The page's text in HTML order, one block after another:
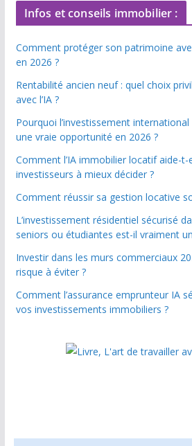
Infos et conseils immobilier :
Comment protéger son patrimoine
en 2026 ?
Rentabilité ancien neuf : quel choix
avec l’IA ?
Pourquoi l’investissement
une vraie opportunité en 2026 ?
Comment l’IA immobilier locatif aide-t-
investisseurs à mieux décider ?
Comment réussir sa gestion locative
L’investissement résidentiel sécurisé
seniors ou étudiantes est-il vraiment
Investir dans les murs commerciaux
risque à éviter ?
Comment l’assurance emprunteur IA
vos investissements immobiliers ?